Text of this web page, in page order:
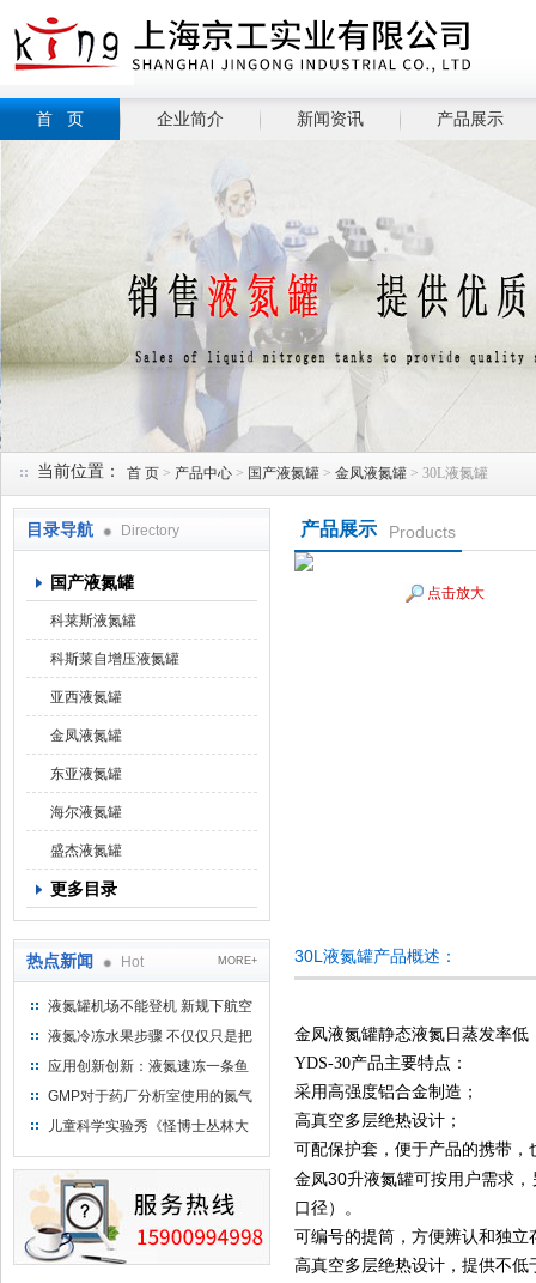
上海京工实业有限公司
首 页 企业简介 新闻资讯 产品展示
当前位置： 首 页 > 产品中心 > 国产液氮罐 > 金凤液氮罐 > 30L液氮罐
目录导航 Directory
国产液氮罐
科莱斯液氮罐
科斯莱自增压液氮罐
亚西液氮罐
金凤液氮罐
东亚液氮罐
海尔液氮罐
盛杰液氮罐
更多目录
热点新闻 Hot MORE+
液氮罐机场不能登机 新规下航空
运输罐能否上飞机
液氮冷冻水果步骤 不仅仅只是把
水果扔到液氮中
应用创新创新：液氮速冻一条鱼
只需15分钟 保持活鲜一整年
GMP对于药厂分析室使用的氮气
钢瓶存放标准
儿童科学实验秀《怪博士丛林大
及
产品展示 Products
点击放大
30L液氮罐产品概述：
金凤液氮罐静态液氮日蒸发率低
YDS-30产品主要特点：
采用高强度铝合金制造；
高真空多层绝热设计；
可配保护套，便于产品的携带
金凤30升液氮罐可按用户需求
口径）。
可编号的提筒，方便辨认和独立
高真空多层绝热设计，提供不